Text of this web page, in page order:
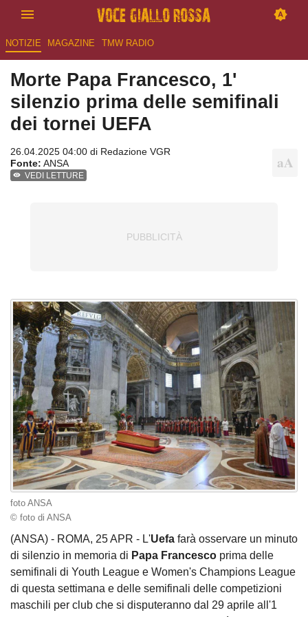
NOTIZIE MAGAZINE TMW RADIO
Morte Papa Francesco, 1'
silenzio prima delle semifinali
dei tornei UEFA
26.04.2025 04:00 di Redazione VGR
Fonte: ANSA
VEDI LETTURE
foto ANSA
© foto di ANSA
(ANSA) - ROMA, 25 APR - L'Uefa farà osservare un minuto
di silenzio in memoria di Papa Francesco prima delle
semifinali di Youth League e Women's Champions League
di questa settimana e delle semifinali delle competizioni
maschili per club che si disputeranno dal 29 aprile all'1